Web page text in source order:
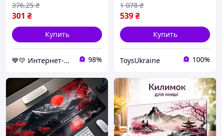
301 ₴
376.25 ₴
Купить
💙💛 Интернет-магазин Non-Stop 🎁％🚚 ⤵ 98%
539₴
1 078 ₴
Купить
ToysUkraine 100%